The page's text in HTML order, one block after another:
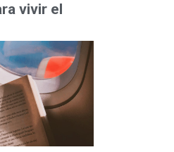
vivir el